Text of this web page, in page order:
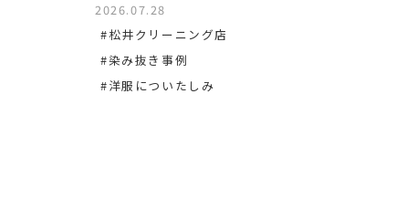
2026.07.28
#松井クリーニング店
#染み抜き事例
#洋服についたしみ